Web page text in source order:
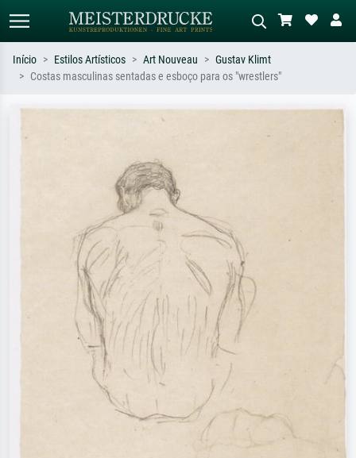
Pesquise por artista, título ou estilo –
abstrato com muito vermelho, pintura
Início Estilos Artísticos Art Nouveau
Gustav Klimt
Costas masculinas sentadas e esboço para os "wrestlers"